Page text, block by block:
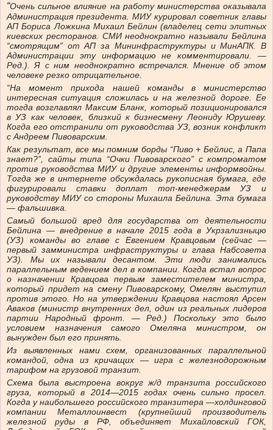
“Очень сильное влияние на работу министерства оказывала
Администрация президента. МИУ курировал советник главы
АП Бориса Ложкина Михаил Бейлин (владелец сети элитных
киевских ресторанов. СМИ неоднократно называли Бейлина
“смотрящим” от АП за Мининфраструктуры и МинАПК. В
Администрации эту информацию не комментировали. —
Ред.). Я с ним неоднократно встречался. Мнение об этом
человеке резко отрицательное.
“На момент прихода нашей команды в министерство
интересная ситуация сложилась и на железной дороге. Ее
тогда возглавлял Максим Бланк, который позиционировался
в УЗ как человек, близкий к бизнесмену Леониду Юрушеву.
Когда его отстранили от руководства УЗ, возник конфликт
с Андреем Пивоварским.
Как результат, все мы помним борды “Пиво + Бейлис, а Папа
знает?”, сайты типа “Очки Пивоварского” с компроматом
против руководства МИУ и другие элементы информвойны.
Тогда же в интернете обсуждалась рукописная бумага, где
фигурировали ставки доплат топ-менеджерам УЗ и
руководству МИУ со стороны Михаила Бейлина. Эта бумага
— фальшивка.
Самый большой вред для государства от деятельности
Бейлина — внедрение в начале 2015 года в Укрзализныцю
(УЗ) команды во главе с Евгением Кравцовым (сейчас —
первый замминистра инфраструктуры и глава Набсовета
УЗ). Мы их называли десантом. Эти люди занимались
параллельным ведением дел в компании. Когда встал вопрос
о назначении Кравцова первым заместителем министра,
который придет на смену Пивоварскому, Омелян выступил
против этого. Но на утверждении Кравцова настоял Арсен
Аваков (министр внутренних дел, один из реальных лидеров
партии Народный фронт. — Ред.) Поскольку это было
условием назначения самого Омеляна министром, он
вынужден был его принять.
Из выявленных нами схем, организованных параллельной
командой, одна из кричащих — игра с железнодорожным
тарифом на грузовой транзит.
Схема была выстроена вокруг ж/д транзита российского
груза, который в 2014—2015 годах очень сильно просел.
Когда у наибольшего российского транзитера —холдинговой
компании Металлоинвест (крупнейший производитель
железной руды в РФ, объединяет Михайловский ГОК,